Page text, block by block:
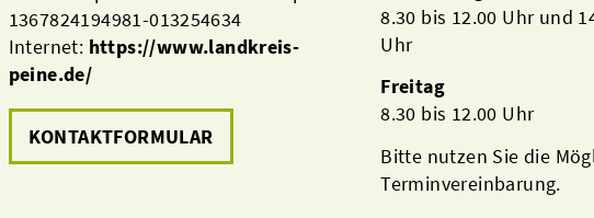
1367824194981-013254634
Internet: https://www.landkreis-
peine.de/
KONTAKTFORMULAR
8.30 bis 12.00 Uhr und
Uhr
Freitag
8.30 bis 12.00 Uhr
Bitte nutzen Sie die
Terminvereinbarung.